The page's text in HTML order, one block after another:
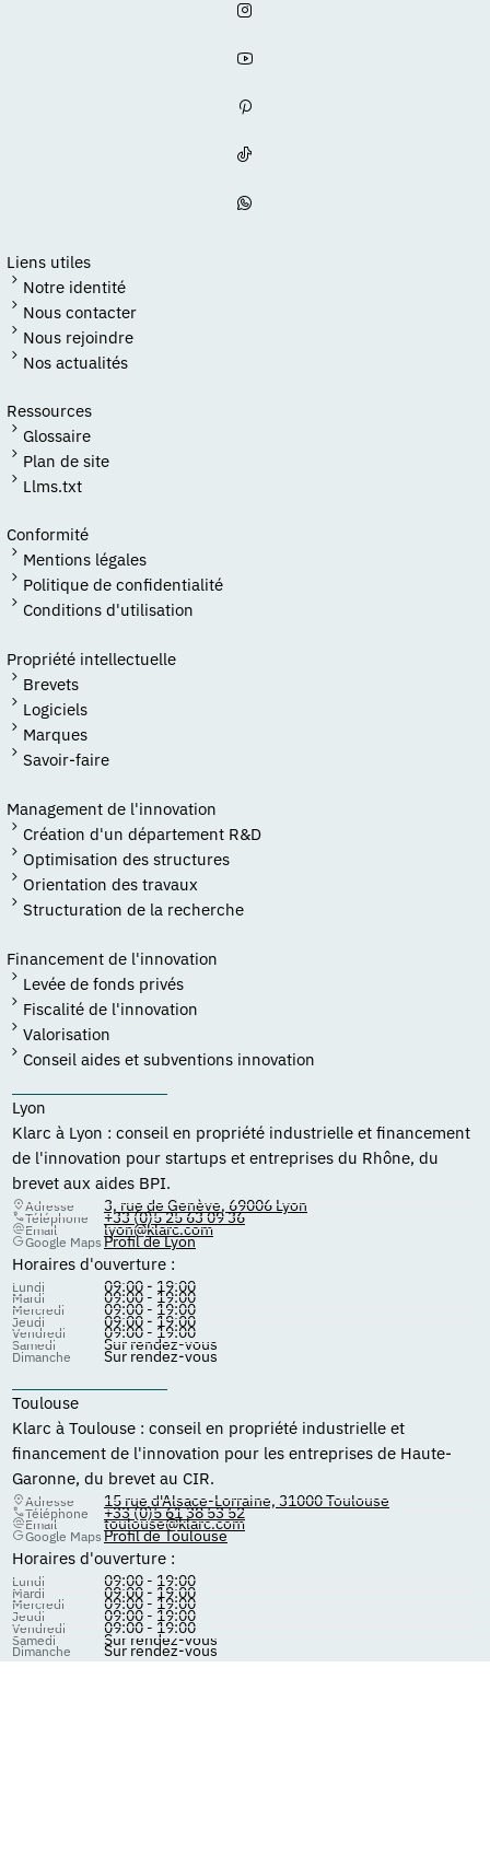
Liens utiles
Notre identité
Nous contacter
Nous rejoindre
Nos actualités
Ressources
Glossaire
Plan de site
Llms.txt
Conformité
Mentions légales
Politique de confidentialité
Conditions d'utilisation
Propriété intellectuelle
Brevets
Logiciels
Marques
Savoir-faire
Management de l'innovation
Création d'un département R&D
Optimisation des structures
Orientation des travaux
Structuration de la recherche
Financement de l'innovation
Levée de fonds privés
Fiscalité de l'innovation
Valorisation
Conseil aides et subventions innovation
Lyon
Klarc à Lyon : conseil en propriété industrielle et financement
de l'innovation pour startups et entreprises du Rhône, du
brevet aux aides BPI.
Adresse 3, rue de Genève, 69006 Lyon
Téléphone +33 (0)5 25 63 09 36
Email lyon@klarc.com
Google Maps Profil de Lyon
Horaires d'ouverture :
Lundi 09:00 - 19:00
Mardi 09:00 - 19:00
Mercredi 09:00 - 19:00
Jeudi 09:00 - 19:00
Vendredi 09:00 - 19:00
Samedi Sur rendez-vous
Dimanche Sur rendez-vous
Toulouse
Klarc à Toulouse : conseil en propriété industrielle et
financement de l'innovation pour les entreprises de Haute-
Garonne, du brevet au CIR.
Adresse 15 rue d'Alsace-Lorraine, 31000 Toulouse
Téléphone +33 (0)5 61 38 53 52
Email toulouse@klarc.com
Google Maps Profil de Toulouse
Horaires d'ouverture :
Lundi 09:00 - 19:00
Mardi 09:00 - 19:00
Mercredi 09:00 - 19:00
Jeudi 09:00 - 19:00
Vendredi 09:00 - 19:00
Samedi Sur rendez-vous
Dimanche Sur rendez-vous